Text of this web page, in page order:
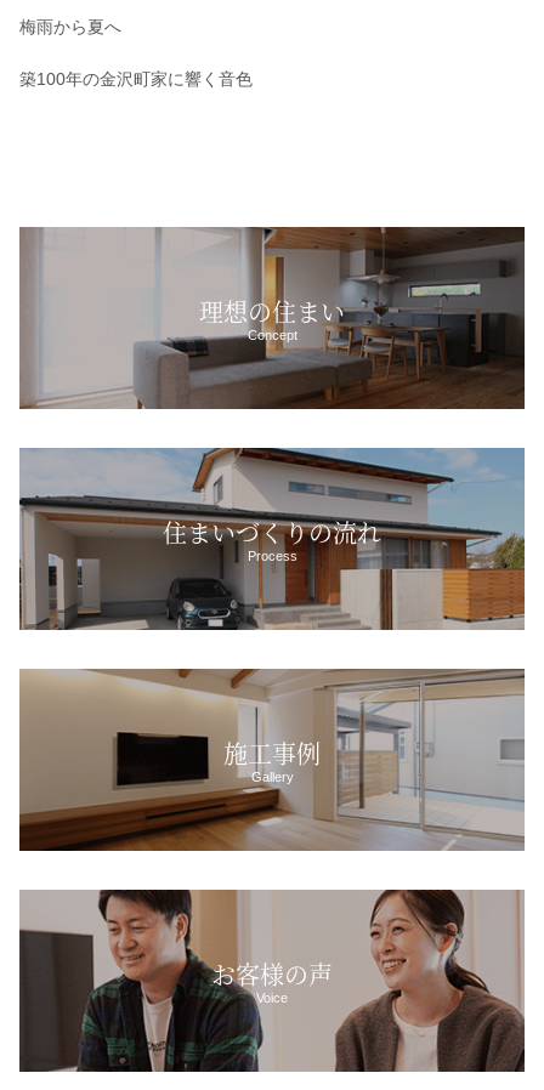
梅雨から夏へ
築100年の金沢町家に響く音色
理想の住まい
Concept
住まいづくりの流れ
Process
施工事例
Gallery
お客様の声
Voice